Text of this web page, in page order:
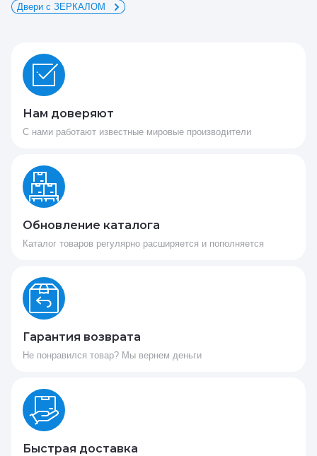
Двери с ЗЕРКАЛОМ
Нам доверяют
С нами работают известные мировые производители
Обновление каталога
Каталог товаров регулярно расширяется и пополняется
Гарантия возврата
Не понравился товар? Мы вернем деньги
Быстрая доставка